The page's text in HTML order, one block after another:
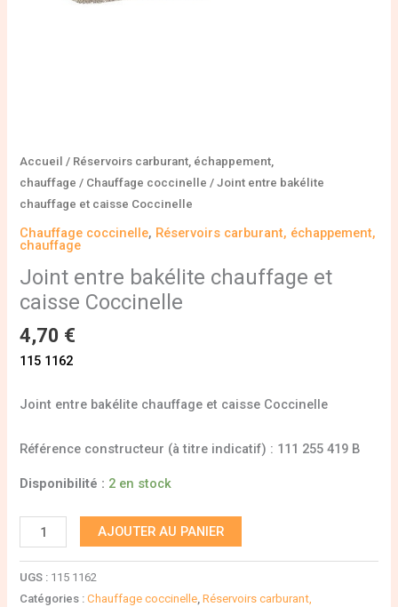
Accueil / Réservoirs carburant, échappement,
chauffage / Chauffage coccinelle / Joint entre bakélite
chauffage et caisse Coccinelle
Chauffage coccinelle, Réservoirs carburant, échappement,
chauffage
Joint entre bakélite chauffage et
caisse Coccinelle
4,70 €
115 1162
Joint entre bakélite chauffage et caisse Coccinelle
Référence constructeur (à titre indicatif) : 111 255 419 B
Disponibilité : 2 en stock
AJOUTER AU PANIER
UGS : 115 1162
Catégories :Chauffage coccinelle,Réservoirs carburant,